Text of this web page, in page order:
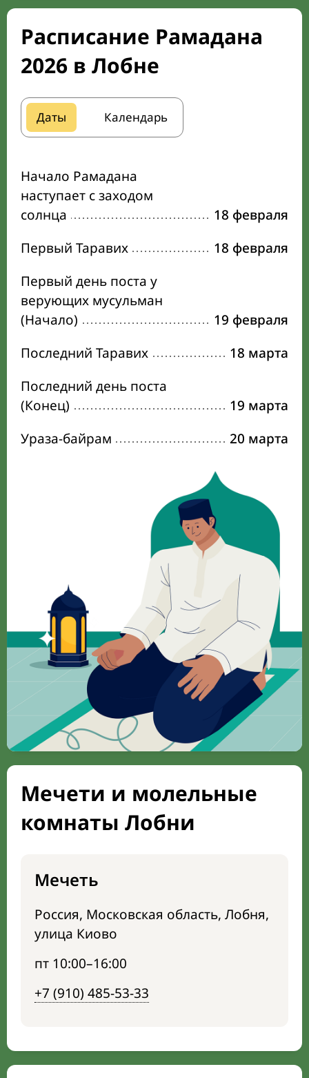
Расписание Рамадана
2026 в Лобне
Даты Календарь
Начало Рамадана
наступает с заходом
солнца
18 февраля
Первый Таравих
18 февраля
Первый день поста у
верующих мусульман
(Начало)
19 февраля
Последний Таравих
18 марта
Последний день поста
(Конец)
19 марта
Ураза-байрам
20 марта
Мечети и молельные
комнаты Лобни
Мечеть
Россия, Московская область, Лобня,
улица Киово
пт 10:00–16:00
+7 (910) 485-53-33